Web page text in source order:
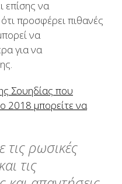
επίσης να
προσφέρει πιθανές
να
για να
Σουηδίας που
2018 μπορείτε να
τις ρωσικές
τις